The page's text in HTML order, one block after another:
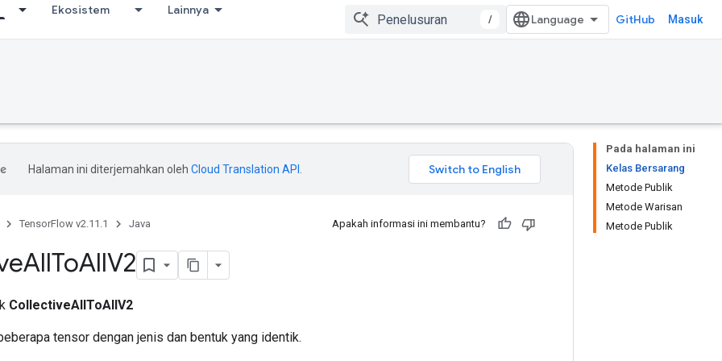
Ekosistem Lainnya
/ GitHub Masuk
Pada halaman ini
Kelas Bersarang
Metode Publik
Metode Warisan
Metode Publik
Halaman ini diterjemahkan oleh Cloud Translation API
TensorFlow v2.11.1 Java Apakah informasi ini membantu?
AllToAllV2
CollectiveAllToAllV2
tensor dengan jenis dan bentuk yang identik.